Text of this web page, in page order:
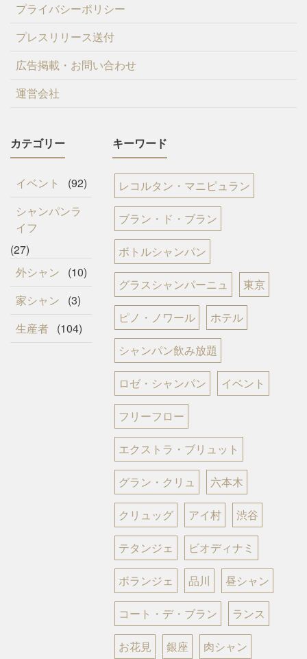
プライバシーポリシー
プレスリリース送付
広告掲載・お問い合わせ
運営会社
カテゴリー
イベント
(92)
シャンパンラ
イフ
(27)
外シャン
(10)
家シャン
(3)
生産者 (104)
キーワード
レコルタン・マニピュラン
ブラン・ド・ブラン
ボトルシャンパン
グラスシャンパーニュ 東京
ピノ・ノワール ホテル
シャンパン飲み放題
ロゼ・シャンパン イベント
フリーフロー
エクストラ・ブリュット
グラン・クリュ 六本木
クリュッグ アイ村 渋谷
テタンジェ ビオディナミ
ボランジェ 品川 昼シャン
コート・デ・ブラン ランス
お花見 銀座 肉シャン